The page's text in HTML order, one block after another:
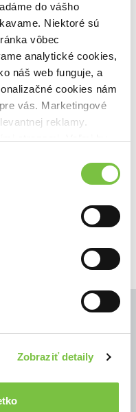
do vášho
Niektoré sú
vôbec
analytické cookies,
náš web funguje, a
cookies nám
vás. Marketingové
reklamy.
Zobraziť detaily
pre dyslektikov
,Albatros SK
predovšetkým
v čítaní?– nie len pre
bola diagnostikovaná
učenia?– dyslexia –, ale
nemajú dostatočnú